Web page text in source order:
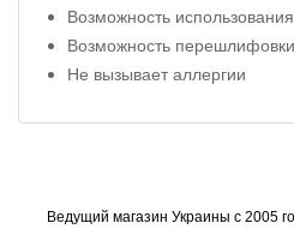
Возможность
Возможность перешлифовки
Не вызывает аллергии
Ведущий магазин Украины с 2005